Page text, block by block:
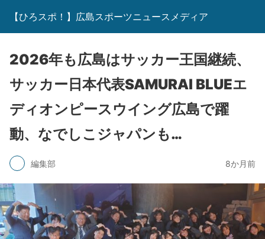
【ひろスポ！】広島スポーツニュースメディア
2026年も広島はサッカー王国継続、
サッカー日本代表SAMURAI BLUEエ
ディオンピースウイング広島で躍
動、なでしこジャパンも…
編集部 8か月前